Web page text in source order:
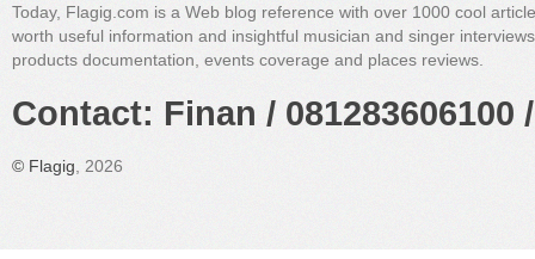
Today, Flagig.com is a Web blog reference with over 1000 cool
worth useful information and insightful musician and singer
products documentation, events coverage and places reviews.
Contact: Finan /
© Flagig , 2026